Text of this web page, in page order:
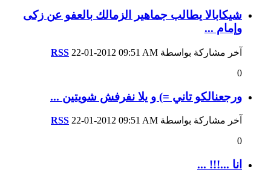
شيكابالا يطالب جماهير الزمالك بالعفو عن زكى
وإمام ...
آخر مشاركة بواسطة RSS 22-01-2012 09:51 AM
0
ورجعنالكو تاني =) و يلا نفرفش شويتين ...
آخر مشاركة بواسطة RSS 22-01-2012 09:51 AM
0
انا ...!!! ...